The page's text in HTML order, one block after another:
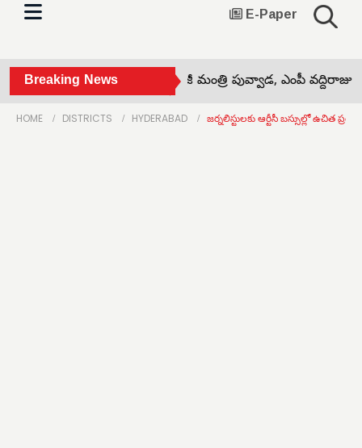
E-Paper
Breaking News
సత్య ప్రసాద్ మృతికి మాజీ మంత్రి పువ్వాడ, ఎంపీ వద్దిరాజు
HOME DISTRICTS HYDERABAD జర్నలిస్టులకు ఆర్టీసీ బస్సుల్లో ఉచిత